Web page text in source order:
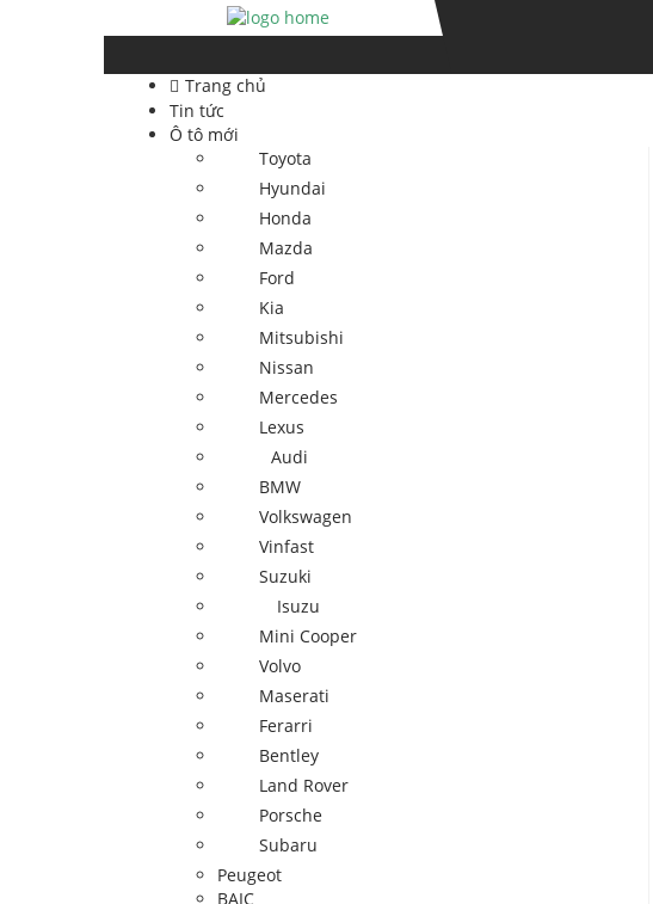
Trang chủ
Tin tức
Ô tô mới
Toyota
Hyundai
Honda
Mazda
Ford
Kia
Mitsubishi
Nissan
Mercedes
Lexus
Audi
BMW
Volkswagen
Vinfast
Suzuki
Isuzu
Mini Cooper
Volvo
Maserati
Ferarri
Bentley
Land Rover
Porsche
Subaru
Peugeot
BAIC